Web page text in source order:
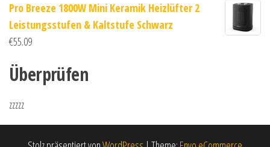
Pro Breeze 1800W Mini Keramik Heizlüfter 2
Leistungsstufen & Kaltstufe Schwarz
€55.09
Überprüfen
zzzzz